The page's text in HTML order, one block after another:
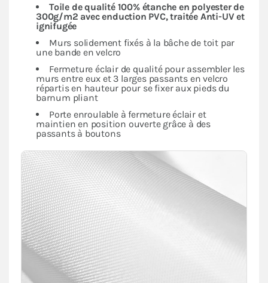
Toile de qualité 100% étanche en polyester de
300g/m2 avec enduction PVC, traitée Anti-UV et
ignifugée
Murs solidement fixés à la bâche de toit par
une bande en velcro
Fermeture éclair de qualité pour assembler les
murs entre eux et 3 larges passants en velcro
répartis en hauteur pour se fixer aux pieds du
barnum pliant
Porte enroulable à fermeture éclair et
maintien en position ouverte grâce à des
passants à boutons